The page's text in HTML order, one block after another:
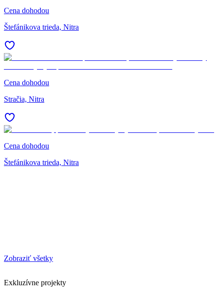
Cena dohodou
Štefánikova trieda, Nitra
Cena dohodou
Stračia, Nitra
Cena dohodou
Štefánikova trieda, Nitra
Zobraziť všetky
Exkluzívne projekty